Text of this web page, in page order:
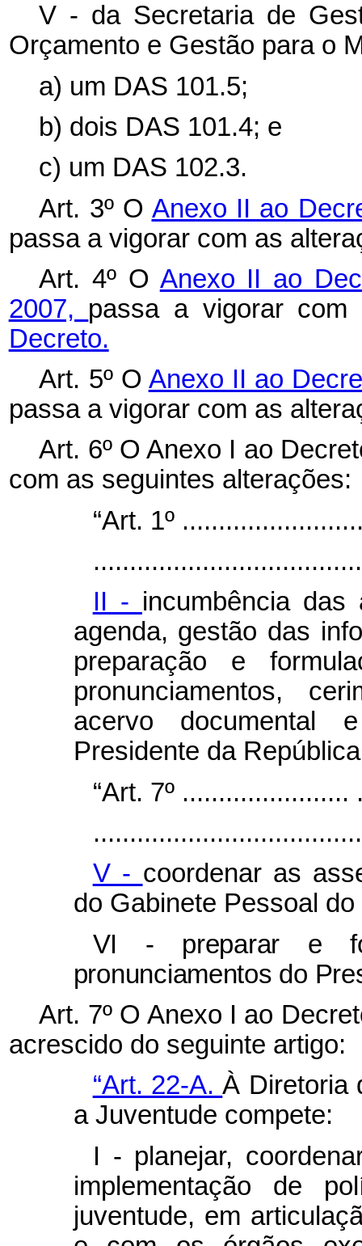
V - da Secretaria de
Orçamento e Gestão para o
a) um DAS 101.5;
b) dois DAS 101.4; e
c) um DAS 102.3.
Art. 3º O Anexo II ao
passa a vigorar com as
Art. 4º O Anexo II ao
2007, passa a vigorar
Decreto.
Art. 5º O Anexo II ao
passa a vigorar com as
Art. 6º O Anexo I ao
com as seguintes alterações:
“Art. 1º
II - incumbência das
agenda, gestão das
preparação e
pronunciamentos,
acervo documental
Presidente da
“Art. 7º
V - coordenar as
do Gabinete Pessoal
VI - preparar e
pronunciamentos do
Art. 7º O Anexo I ao
acrescido do seguinte artigo:
“Art. 22-A.À Diretoria
a Juventude compete:
I - planejar,
implementação de
juventude, em